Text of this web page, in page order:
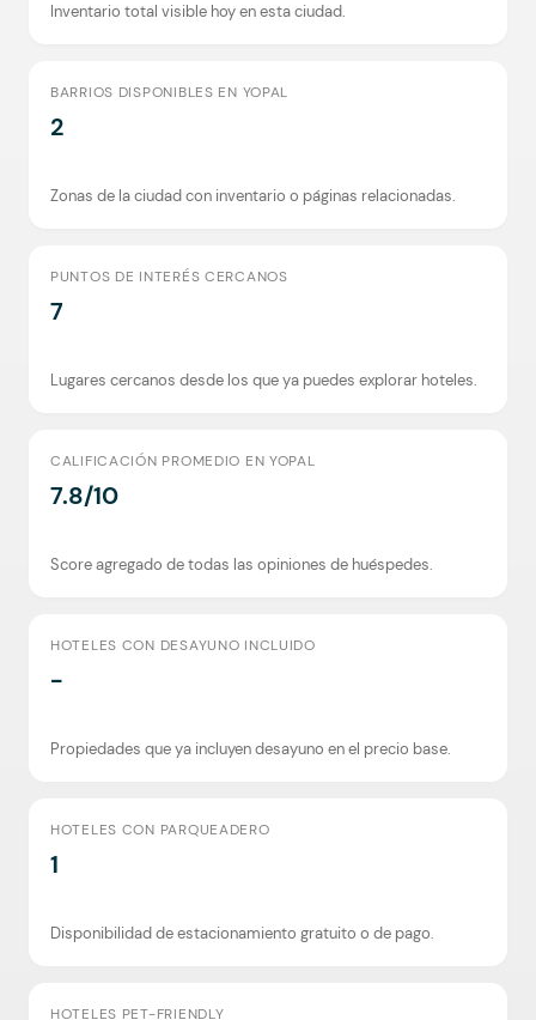
Inventario total visible hoy en esta ciudad.
BARRIOS DISPONIBLES EN YOPAL
2
Zonas de la ciudad con inventario o páginas relacionadas.
PUNTOS DE INTERÉS CERCANOS
7
Lugares cercanos desde los que ya puedes explorar hoteles.
CALIFICACIÓN PROMEDIO EN YOPAL
7.8/10
Score agregado de todas las opiniones de huéspedes.
HOTELES CON DESAYUNO INCLUIDO
-
Propiedades que ya incluyen desayuno en el precio base.
HOTELES CON PARQUEADERO
1
Disponibilidad de estacionamiento gratuito o de pago.
HOTELES PET-FRIENDLY